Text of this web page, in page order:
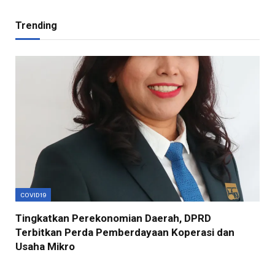
Trending
COVID19
Tingkatkan Perekonomian Daerah, DPRD
Terbitkan Perda Pemberdayaan Koperasi dan
Usaha Mikro